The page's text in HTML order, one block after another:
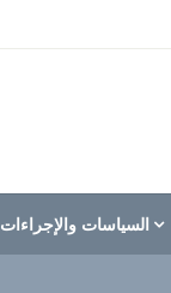
السياسات والإجراءات